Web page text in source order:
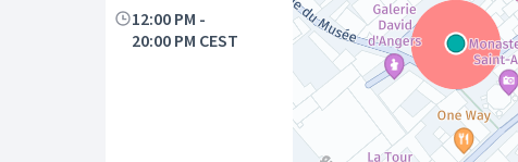
12:00 PM -
20:00 PM CEST